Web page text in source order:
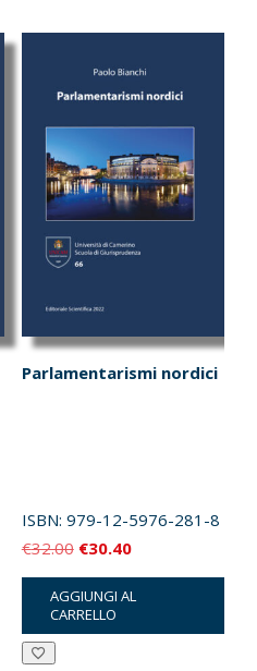
Parlamentarismi nordici
ISBN: 979-12-5976-281-8
€32.00 Il
prezzo
originale
era:
€30.40Il
prezzo
attuale
è:
AGGIUNGI AL
CARRELLO